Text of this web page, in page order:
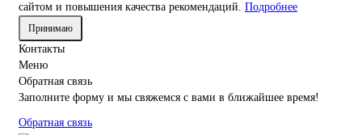
сайтом и повышения качества рекомендаций. Подробнее
Принимаю
Контакты
Меню
Обратная связь
Заполните форму и мы свяжемся с вами в ближайшее время!
Обратная связь